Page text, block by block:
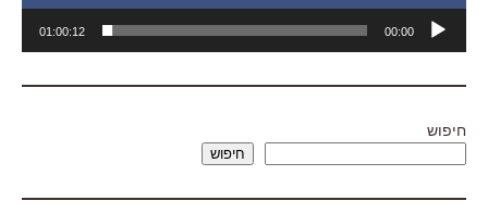
אודיו
00:00
01:00:12
חיפוש
חיפוש